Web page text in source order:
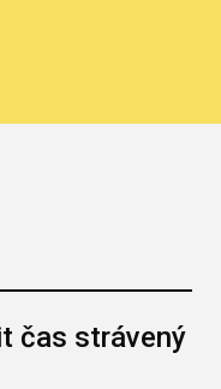
čas strávený